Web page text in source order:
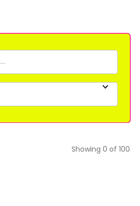
Showing 0 of 100